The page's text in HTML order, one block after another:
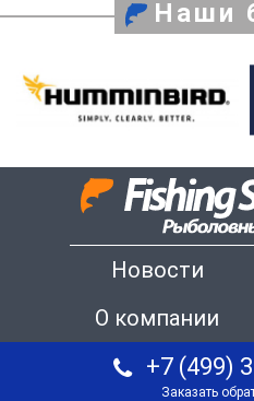
Наши
Новости
О компании
+7 (499)
Заказать